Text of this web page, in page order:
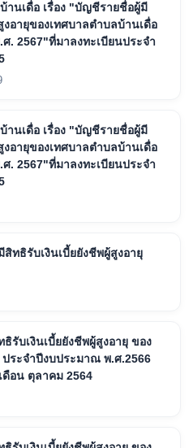
านเดื่อ เรื่อง "บัญชีรายชื่อผู้มี
งอายุของเทศบาลตำบลบ้านเดื่อ
. 2567"ที่มาลงทะเบียนประจำ
านเดื่อ เรื่อง "บัญชีรายชื่อผู้มี
งอายุของเทศบาลตำบลบ้านเดื่อ
. 2567"ที่มาลงทะเบียนประจำ
ทธิรับเงินเบี้ยยังชีพผู้สูงอายุ
รับเงินเบี้ยยังชีพผู้สูงอายุ ของ
ระจำปีงบประมาณ พ.ศ.2566
ดือน ตุลาคม 2564